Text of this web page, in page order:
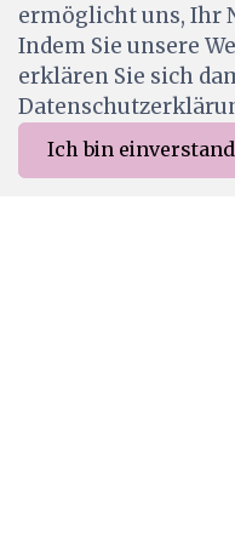
Merkliste
SGG46349
Ranger Stickles
ermöglicht uns, Ihr
Indem Sie unsere
erklären Sie sich
Ich bin